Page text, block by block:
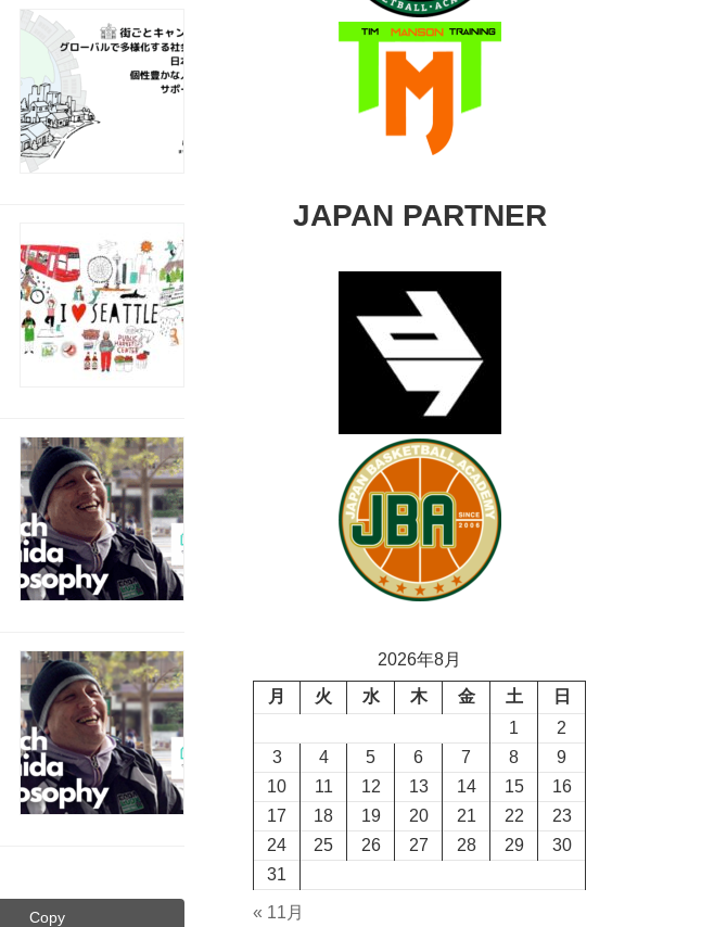
Copy
JAPAN PARTNER
2026年8月
月
火 水 木 金 土
日
1
2
3
4 5 6 7 8
9
10
11 12 13 14 15
16
17
18 19 20 21 22
23
24
25 26 27 28 29
30
31
« 11月